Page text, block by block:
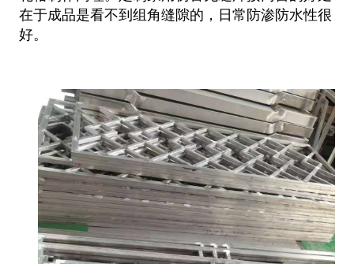
在于成品是看不到组角缝隙的，日常防渗防水性很
好。